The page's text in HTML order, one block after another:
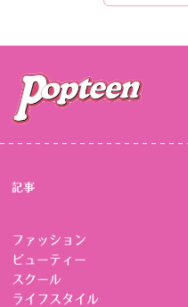
記事
ファッション
ビューティー
スクール
ライフスタイル